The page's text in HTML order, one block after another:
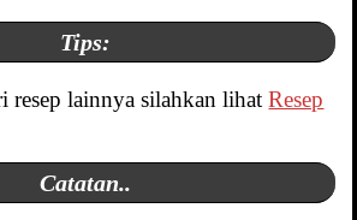
Tips:
resep lainnya silahkan lihatResep
Catatan..